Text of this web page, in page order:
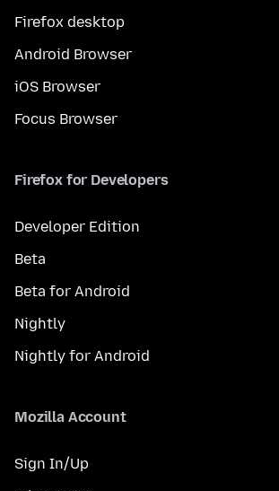
Firefox desktop
Android Browser
iOS Browser
Focus Browser
Firefox for Developers
Developer Edition
Beta
Beta for Android
Nightly
Nightly for Android
Mozilla Account
Sign In/Up